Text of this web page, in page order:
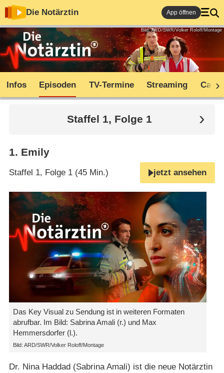
Die Notärztin App öffnen
Bild: ARD/SWR/Volker Roloff/Montage
Infos Episoden TV-Termine Streaming Cast
Staffel 1, Folge 1
1. Emily
Staffel 1, Folge 1 (45 Min.) jetzt ansehen
Das Key Visual zu Sendung ist in weiteren Formaten
abrufbar. Im Bild: Sabrina Amali (r.) und Max
Hemmersdorfer (l.).
Bild: ARD/SWR/Volker Roloff/Montage
Dr. Nina Haddad (Sabrina Amali) ist die neue Notärztin